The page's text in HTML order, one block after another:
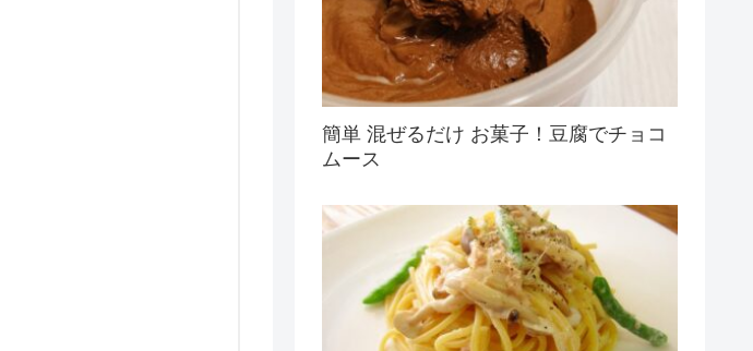
簡単 混ぜるだけ お菓子！豆腐でチョコ
ムース